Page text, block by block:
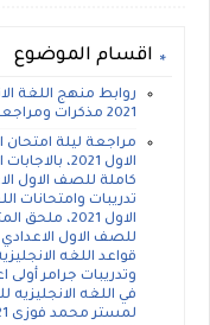
اقسام الموضوع
روابط منهج اللغة
2021 مذكرات ومراجعات وامتحانات.
مراجعة ليلة امتحان
الاول 2021،
تدريبات وامتحانات
الاول 2021،
للصف الاول
وتدريبات جرامر
في اللغه الانجليزيه